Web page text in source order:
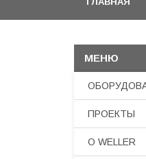
ПРОЕКТЫ
О WELLER